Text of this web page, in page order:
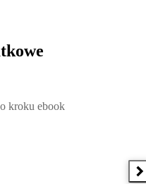
ebook, Patrycja Kubiesa -
kroku ebook